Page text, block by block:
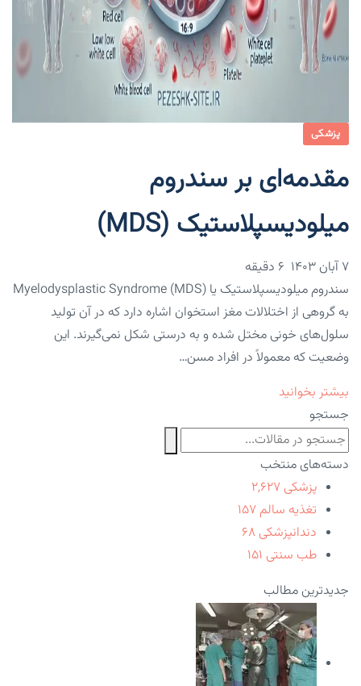
پزشکی
مقدمه‌ای بر سندروم
میلودیسپلاستیک (MDS)
۷ آبان ۱۴۰۳
سندروم میلودیسپلاستیک یا Myelodysplastic Syndrome (MDS)
به گروهی از اختلالات مغز استخوان اشاره دارد که در آن تولید
سلول‌های خونی مختل شده و به درستی شکل نمی‌گیرند. این
وضعیت که معمولاً در افراد مسن…
بیشتر بخوانید
جستجو
دسته‌های منتخب
پزشکی ۲,۶۲۷
تغذیه سالم ۱۵۷
دندانپزشکی ۶۸
طب سنتی ۱۵۱
جدیدترین مطالب